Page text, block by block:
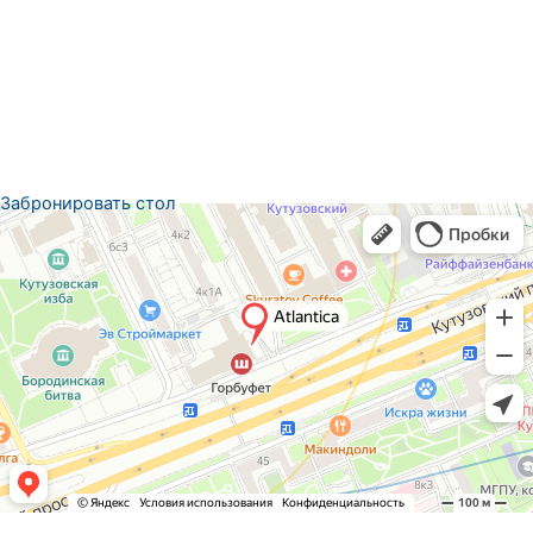
Забронировать стол